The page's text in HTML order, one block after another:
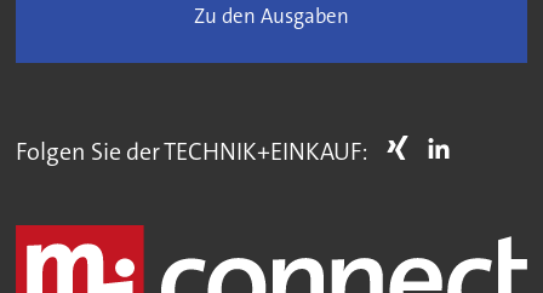
Zu den Ausgaben
Folgen Sie der TECHNIK+EINKAUF: